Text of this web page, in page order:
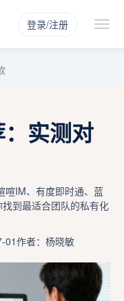
登录/注册
实测对
喧IM、有度即时通、蓝
到最适合团队的私有化
01作者：杨晓敏